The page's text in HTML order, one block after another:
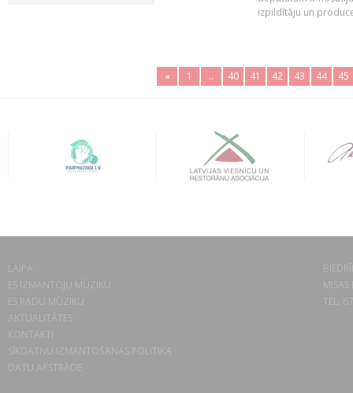
izpildītāju un
« 1 .. 40 41 42 43 44 45
LAIPA
ES IZMANTOJU MŪZIKU
ES RADU MŪZIKU
AKTUALITĀTES
KONTAKTI
SĪKDATŅU IZMANTOŠANAS POLITIKA
DATU APSTRĀDE
TEL.